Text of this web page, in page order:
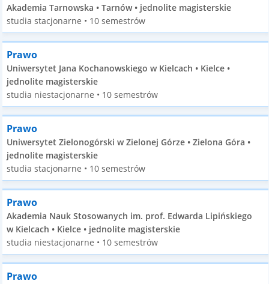
Akademia Tarnowska • Tarnów • jednolite magisterskie
studia stacjonarne • 10 semestrów
Prawo
Uniwersytet Jana Kochanowskiego w Kielcach • Kielce •
jednolite magisterskie
studia niestacjonarne • 10 semestrów
Prawo
Uniwersytet Zielonogórski w Zielonej Górze • Zielona Góra •
jednolite magisterskie
studia stacjonarne • 10 semestrów
Prawo
Akademia Nauk Stosowanych im. prof. Edwarda Lipińskiego
w Kielcach • Kielce • jednolite magisterskie
studia niestacjonarne • 10 semestrów
Prawo